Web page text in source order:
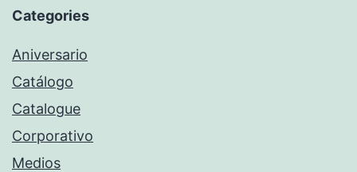
Categories
Aniversario
Catálogo
Catalogue
Corporativo
Medios